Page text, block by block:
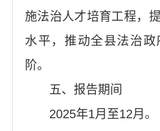
施法治人才培育工程，
水平，推动全县法治
阶。
五、报告期间
2025年1月至12月。